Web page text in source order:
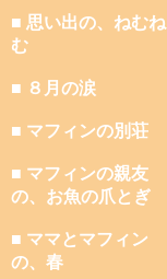
■ 思い出の、ねむね
む
■ ８月の涙
■ マフィンの別荘
■ マフィンの親友
の、お魚の爪とぎ
■ ママとマフィン
の、春